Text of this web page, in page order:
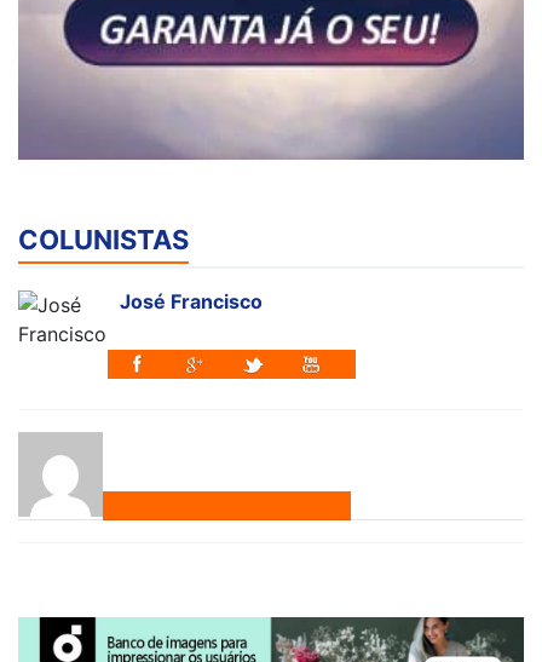
COLUNISTAS
José Francisco